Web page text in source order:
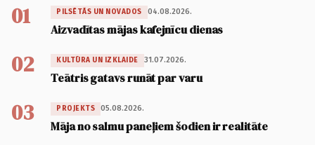
01 PILSĒTĀS UN NOVADOS 04.08.2026.
Aizvadītas mājas kafejnīcu dienas
02 KULTŪRA UN IZKLAIDE 31.07.2026.
Teātris gatavs runāt par varu
03 PROJEKTS 05.08.2026.
Māja no salmu paneļiem šodien ir realitāte